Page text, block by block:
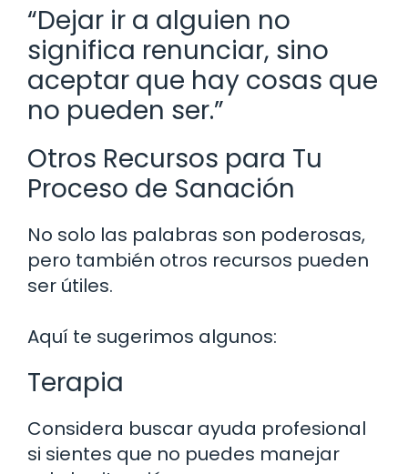
“Dejar ir a alguien no
significa renunciar, sino
aceptar que hay cosas que
no pueden ser.”
Otros Recursos para Tu
Proceso de Sanación
No solo las palabras son poderosas,
pero también otros recursos pueden
ser útiles.
Aquí te sugerimos algunos:
Terapia
Considera buscar ayuda profesional
si sientes que no puedes manejar